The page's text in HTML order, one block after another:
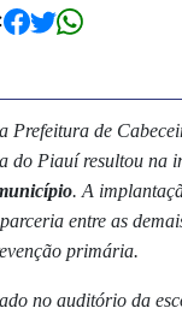
Prefeitura de
do Piauí resultou na
. A
entre as
primária.
no auditório da